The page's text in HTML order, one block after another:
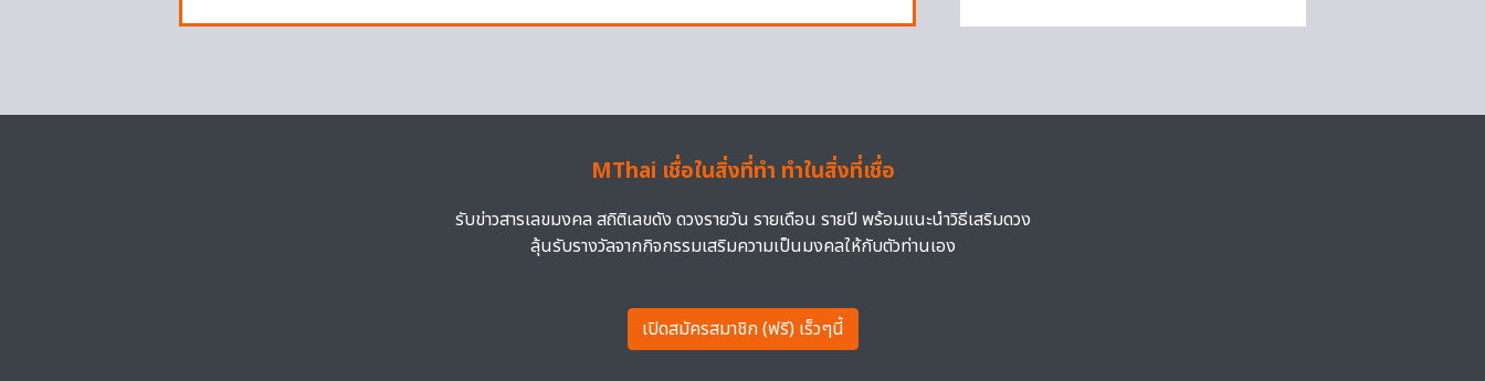
MThai เชื่อในสิ่งที่ทำ ทำในสิ่งที่เชื่อ
รับข่าวสารเลขมงคล สถิติเลขดัง ดวงรายวัน รายเดือน รายปี พร้อมแนะนำวิธีเสริมดวง
ลุ้นรับรางวัลจากกิจกรรมเสริมความเป็นมงคลให้กับตัวท่านเอง
เปิดสมัครสมาชิก (ฟรี) เร็วๆนี้